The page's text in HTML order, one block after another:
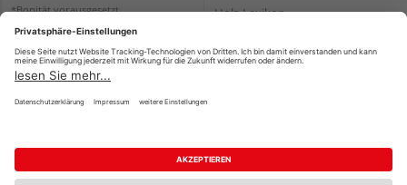
*Bonität vorausgesetzt
Holz-Lexikon
Impressum Datenschutz
Nutzungsbedingungen
Barrierefreiheitserklärung
Vertrag widerrufen